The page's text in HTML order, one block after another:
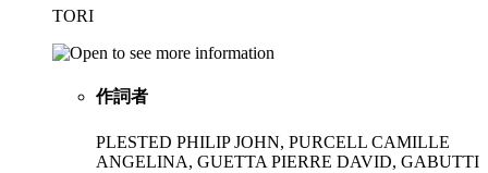
TORI
作詞者
PLESTED PHILIP JOHN, PURCELL CAMILLE
ANGELINA, GUETTA PIERRE DAVID, GABUTTI